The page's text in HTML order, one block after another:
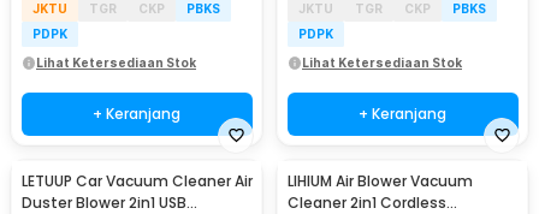
JKTU
TGR CKP
PBKS
PDPK
Lihat Ketersediaan Stok
+ Keranjang
JKTU
TGR CKP
PBKS
PDPK
Lihat Ketersediaan Stok
+ Keranjang
LETUUP Car Vacuum Cleaner Air
Duster Blower 2in1 USB
LIHIUM Air Blower Vacuum
Cleaner 2in1 Cordless